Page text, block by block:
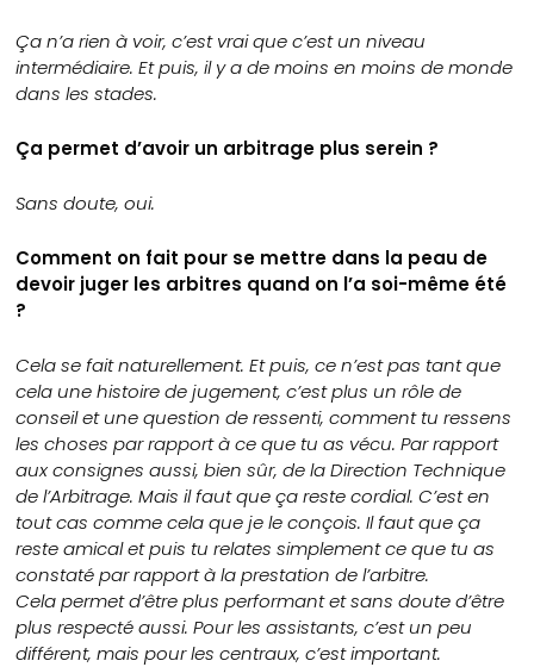
Ça n’a rien à voir, c’est vrai que c’est un niveau
intermédiaire. Et puis, il y a de moins en moins de monde
dans les stades.
Ça permet d’avoir un arbitrage plus serein ?
Sans doute, oui.
Comment on fait pour se mettre dans la peau de
devoir juger les arbitres quand on l’a soi-même été
?
Cela se fait naturellement. Et puis, ce n’est pas tant que
cela une histoire de jugement, c’est plus un rôle de
conseil et une question de ressenti, comment tu ressens
les choses par rapport à ce que tu as vécu. Par rapport
aux consignes aussi, bien sûr, de la Direction Technique
de l’Arbitrage. Mais il faut que ça reste cordial. C’est en
tout cas comme cela que je le conçois. Il faut que ça
reste amical et puis tu relates simplement ce que tu as
constaté par rapport à la prestation de l’arbitre.
Cela permet d’être plus performant et sans doute d’être
plus respecté aussi. Pour les assistants, c’est un peu
différent, mais pour les centraux, c’est important.